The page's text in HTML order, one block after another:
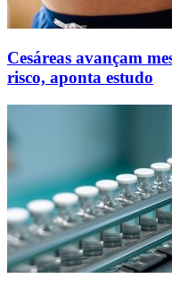
Cesáreas avançam
risco, aponta estudo